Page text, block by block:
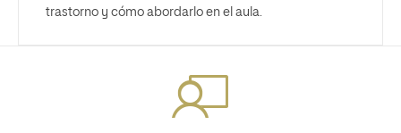
trastorno y cómo abordarlo en el aula.